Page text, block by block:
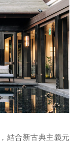
結合新古典主義元